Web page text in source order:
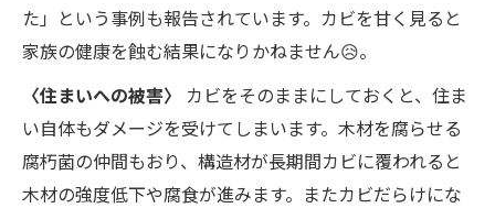
た」という事例も報告されています。カビを甘く見ると
家族の健康を蝕む結果になりかねません😥。
〈住まいへの被害〉
カビをそのままにしておくと、住ま
い自体もダメージを受けてしまいます。木材を腐らせる
腐朽菌の仲間もおり、構造材が長期間カビに覆われると
木材の強度低下や腐食が進みます。またカビだらけにな